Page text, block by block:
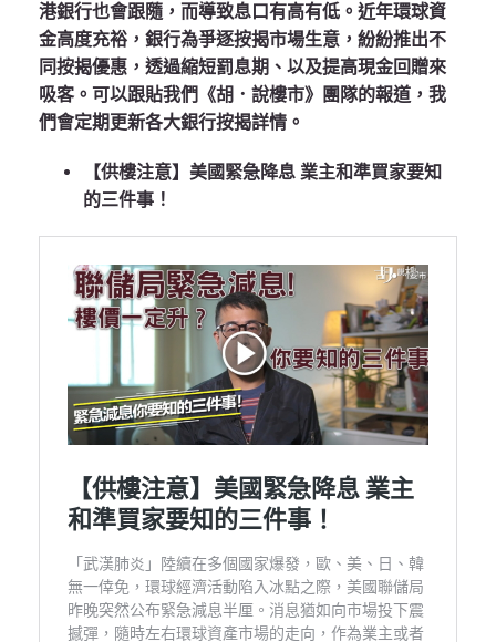
港銀行也會跟隨，而導致息口有高有低。近年環球資
金高度充裕，銀行為爭逐按揭市場生意，紛紛推出不
同按揭優惠，透過縮短罰息期、以及提高現金回贈來
吸客。可以跟貼我們《胡．說樓市》團隊的報道，我
們會定期更新各大銀行按揭詳情。
【供樓注意】美國緊急降息 業主和準買家要知
的三件事！